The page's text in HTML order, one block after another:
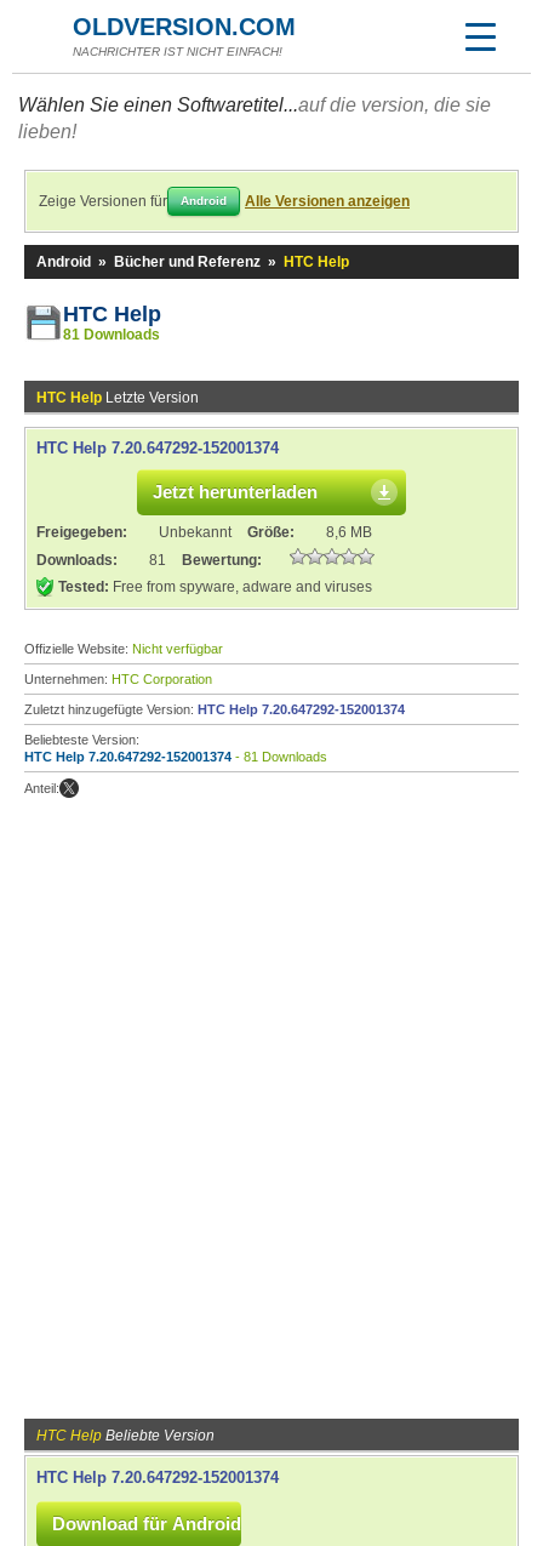
OLDVERSION.COM
NACHRICHTER IST NICHT EINFACH!
Wählen Sie einen Softwaretitel...auf die version, die sie
lieben!
Zeige Versionen für Android Alle Versionen anzeigen
Android » Bücher und Referenz » HTC Help
HTC Help
81 Downloads
HTC Help Letzte Version
HTC Help 7.20.647292-152001374
Jetzt herunterladen
Freigegeben: Unbekannt Größe:
8,6 MB
Downloads:
81
Bewertung:
Tested: Free from spyware, adware and viruses
Offizielle Website: Nicht verfügbar
Unternehmen: HTC Corporation
Zuletzt hinzugefügte Version: HTC Help 7.20.647292-152001374
Beliebteste Version:
HTC Help 7.20.647292-152001374 - 81 Downloads
Anteil:
HTC Help Beliebte Version
HTC Help 7.20.647292-152001374